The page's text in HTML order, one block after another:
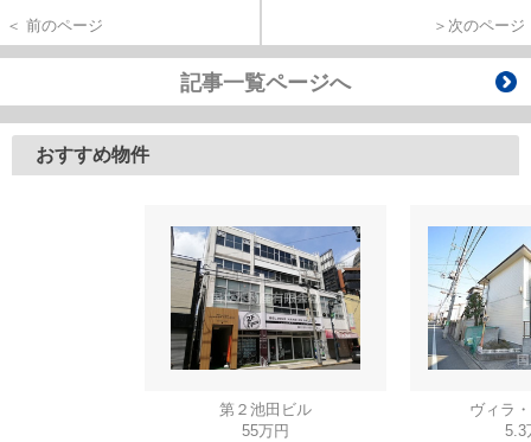
＜ 前のページ ＞次のページ
記事一覧ページへ
おすすめ物件
第２池田ビル
55万円
ヴィラ
5.3